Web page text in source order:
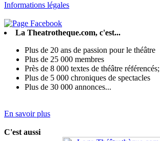
Informations légales
La Theatrotheque.com, c'est...
Plus de 20 ans de passion pour le théâtre
Plus de 25 000 membres
Près de 8 000 textes de théâtre référencés;
Plus de 5 000 chroniques de spectacles
Plus de 30 000 annonces...
En savoir plus
C'est aussi